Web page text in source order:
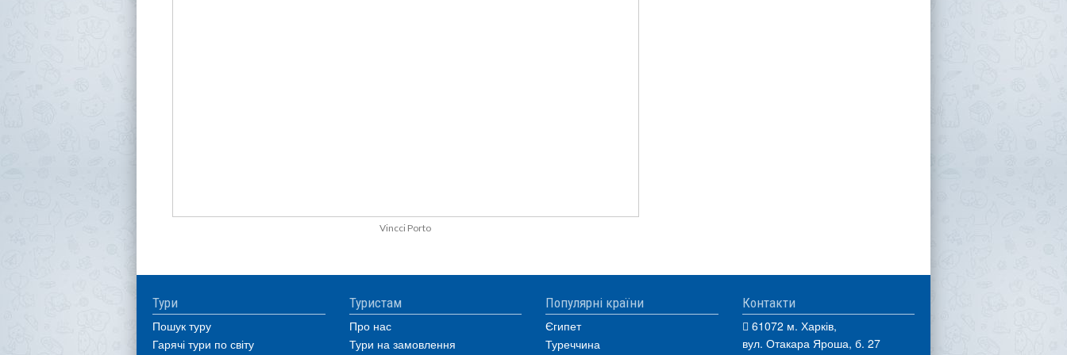
Vincci Porto
Тури
Пошук туру
Гарячі тури по світу
Туристам
Про нас
Тури на замовлення
Популярні країни
Єгипет
Туреччина
Контакти
61072 м. Харків,
вул. Отакара Яроша, б. 27